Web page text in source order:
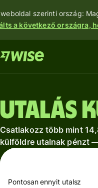
szerinti ország:
a következő országra,
Utalás
Csatlakozz több mint
külföldre utalnak pénzt
Pontosan ennyit utalsz